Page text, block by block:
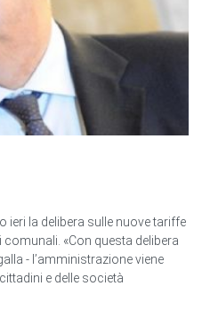
ieri la delibera sulle nuove tariffe
«Con questa delibera
- l’amministrazione viene
e delle società